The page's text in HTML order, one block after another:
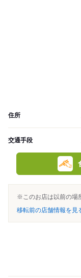
住所
交通手段
※このお店は以前の場
移転前の店舗情報を見